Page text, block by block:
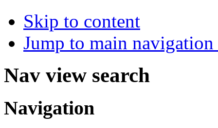
Skip to content
Jump to main
Nav view search
Navigation